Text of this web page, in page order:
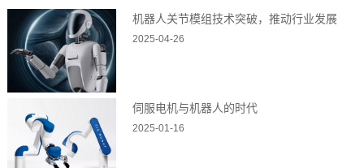
机器人关节模组技术突破，推动行业发展
2025-04-26
伺服电机与机器人的时代
2025-01-16